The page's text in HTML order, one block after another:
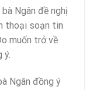
Ngân đề nghị
thoại soạn tin
muốn trở về
ý.
Ngân đồng ý